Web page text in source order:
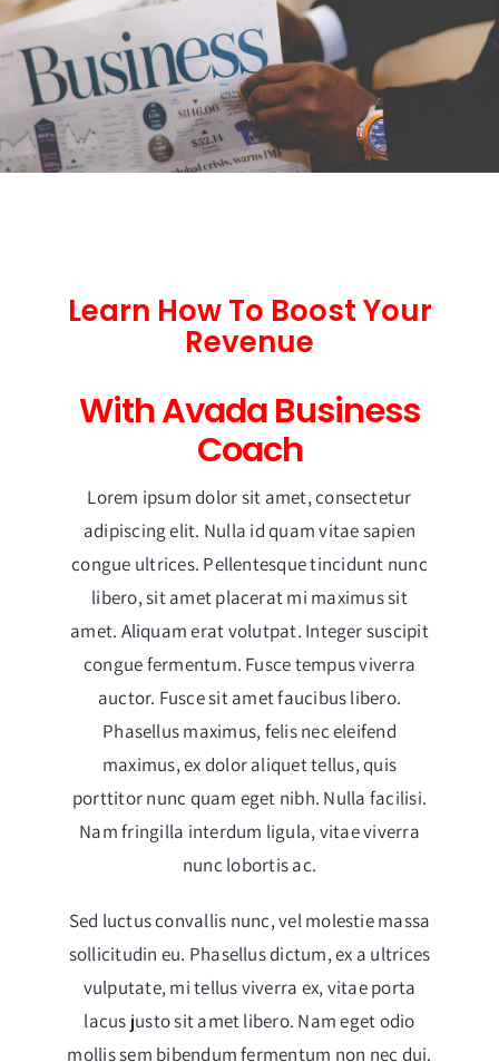
Learn How To Boost Your
Revenue
With Avada Business
Coach
Lorem ipsum dolor sit amet, consectetur
adipiscing elit. Nulla id quam vitae sapien
congue ultrices. Pellentesque tincidunt nunc
libero, sit amet placerat mi maximus sit
amet. Aliquam erat volutpat. Integer suscipit
congue fermentum. Fusce tempus viverra
auctor. Fusce sit amet faucibus libero.
Phasellus maximus, felis nec eleifend
maximus, ex dolor aliquet tellus, quis
porttitor nunc quam eget nibh. Nulla facilisi.
Nam fringilla interdum ligula, vitae viverra
nunc lobortis ac.
Sed luctus convallis nunc, vel molestie massa
sollicitudin eu. Phasellus dictum, ex a ultrices
vulputate, mi tellus viverra ex, vitae porta
lacus justo sit amet libero. Nam eget odio
mollis sem bibendum fermentum non nec dui.